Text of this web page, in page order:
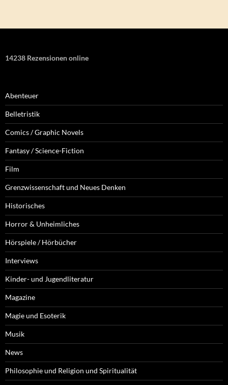
14238 Rezensionen online
Abenteuer
Belletristik
Comics / Graphic Novels
Fantasy / Science-Fiction
Film
Grenzwissenschaft und Neues Denken
Historisches
Horror & Unheimliches
Hörspiele / Hörbücher
Interviews
Kinder- und Jugendliteratur
Magazine
Magie und Esoterik
Musik
News
Philosophie und Religion und Spiritualität